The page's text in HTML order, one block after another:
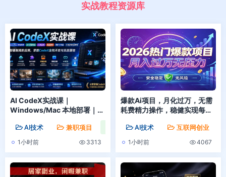
实战教程资源库
AI CodeX实战课｜
Windows/Mac 本地部署｜
API 对接调通｜Skill 自制｜漫
剧剪辑｜网站 VR 项目｜AI项
目落地全教程
AI技术 兼职项目 创业项目
1小时前 3313
爆款Ai项目，月化过万，无需
耗费精力操作，稳健实现每月
AI技术 互联网创业
1小时前 4067